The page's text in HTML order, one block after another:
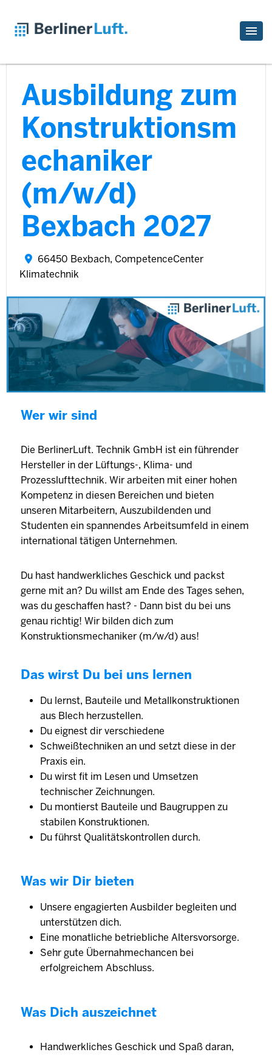
Ausbildung zum
Konstruktionsm
echaniker
(m/w/d)
Bexbach 2027
66450 Bexbach, CompetenceCenter
Klimatechnik
Wer wir sind
Die BerlinerLuft. Technik GmbH ist ein führender
Hersteller in der Lüftungs-, Klima- und
Prozesslufttechnik. Wir arbeiten mit einer hohen
Kompetenz in diesen Bereichen und bieten
unseren Mitarbeitern, Auszubildenden und
Studenten ein spannendes Arbeitsumfeld in einem
international tätigen Unternehmen.
Du hast handwerkliches Geschick und packst
gerne mit an? Du willst am Ende des Tages sehen,
was du geschaffen hast? - Dann bist du bei uns
genau richtig! Wir bilden dich zum
Konstruktionsmechaniker (m/w/d) aus!
Das wirst Du bei uns lernen
Du lernst, Bauteile und Metallkonstruktionen
aus Blech herzustellen.
Du eignest dir verschiedene
Schweißtechniken an und setzt diese in der
Praxis ein.
Du wirst fit im Lesen und Umsetzen
technischer Zeichnungen.
Du montierst Bauteile und Baugruppen zu
stabilen Konstruktionen.
Du führst Qualitätskontrollen durch.
Was wir Dir bieten
Unsere engagierten Ausbilder begleiten und
unterstützen dich.
Eine monatliche betriebliche Altersvorsorge.
Sehr gute Übernahmechancen bei
erfolgreichem Abschluss.
Was Dich auszeichnet
Handwerkliches Geschick und Spaß daran,